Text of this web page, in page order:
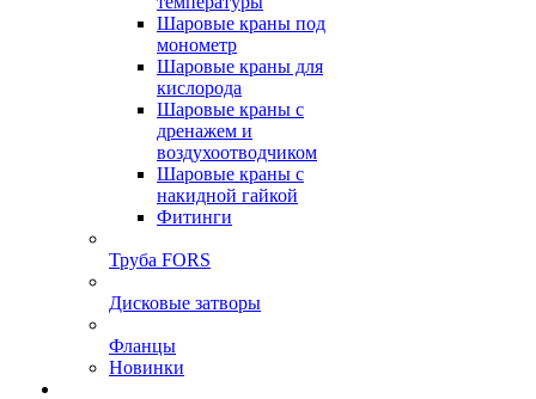
Шаровые краны под
монометр
Шаровые краны для
кислорода
Шаровые краны с
дренажем и
воздухоотводчиком
Шаровые краны с
накидной гайкой
Фитинги
Труба FORS
Дисковые затворы
Фланцы
Новинки